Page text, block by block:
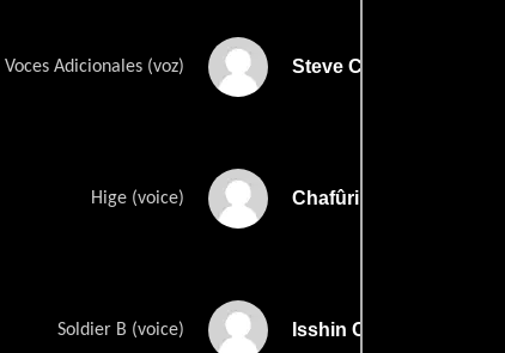
Voces Adicionales (voz) Steve Cassling
Hige (voice) Chafûrin
Soldier B (voice) Isshin Chiba